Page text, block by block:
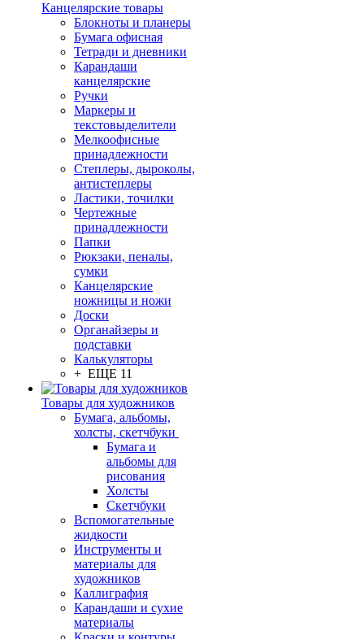
Канцелярские товары
Блокноты и планеры
Бумага офисная
Тетради и дневники
Карандаши
канцелярские
Ручки
Маркеры и
текстовыделители
Мелкоофисные
принадлежности
Степлеры, дыроколы,
антистеплеры
Ластики, точилки
Чертежные
принадлежности
Папки
Рюкзаки, пеналы,
сумки
Канцелярские
ножницы и ножи
Доски
Органайзеры и
подставки
Калькуляторы
+ ЕЩЕ 11
Товары для художников
Бумага, альбомы,
холсты, скетчбуки
Бумага и
альбомы для
рисования
Холсты
Скетчбуки
Вспомогательные
жидкости
Инструменты и
материалы для
художников
Каллиграфия
Карандаши и сухие
материалы